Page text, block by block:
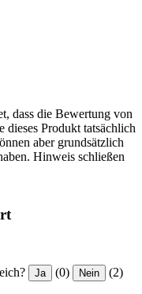
dass die Bewertung von
dieses Produkt tatsächlich
aber grundsätzlich
Hinweis schließen
Ja (0) Nein (2)